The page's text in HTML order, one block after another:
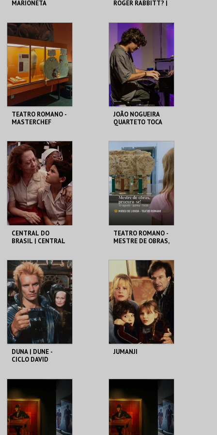
MARIONETA
MUSEU DA
MARIONETA
MAIS INFO
INSCREVER
ROGER RABBITT? |
CAPITÓLIO.
MAIS INFO
COMPRAR
TEATRO ROMANO -
MASTERCHEF
ML - TEATRO
ROMANO
MAIS INFO
COMPRAR
JOÃO NOGUEIRA
QUARTETO TOCA
CAPITÓLIO.
MAIS INFO
COMPRAR
CENTRAL DO
BRASIL | CENTRAL
BRASIL
CAPITÓLIO.
MAIS INFO
COMPRAR
TEATRO ROMANO -
MESTRE DE OBRAS,
VERÃO
ML - TEATRO
ROMANO
MAIS INFO
COMPRAR
DUNA | DUNE -
CICLO DAVID
MAIS INFO
JUMANJI
MAIS INFO